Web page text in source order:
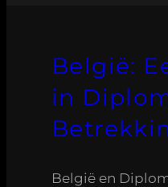
België:
in
België en